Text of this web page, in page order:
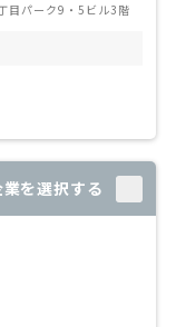
目パーク9・5ビル3階
業を選択する